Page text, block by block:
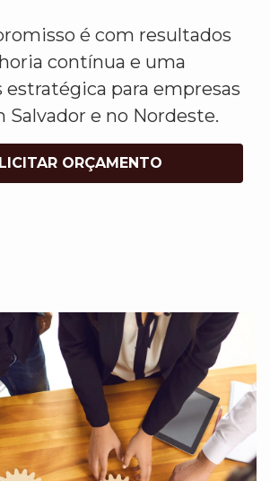
é com resultados
contínua e uma
estratégica para empresas
Salvador e no Nordeste.
ORÇAMENTO